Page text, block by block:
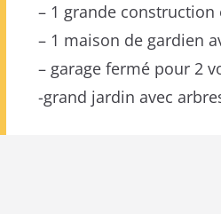
– 1 grande construction
– 1 maison de gardien
– garage fermé pour 2
-grand jardin avec